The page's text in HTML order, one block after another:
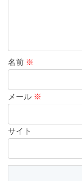
名前 ※
メール ※
サイト